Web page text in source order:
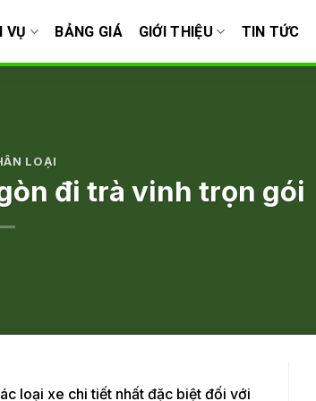
VỤ BẢNG GIÁ GIỚI THIỆU TIN TỨC
LOẠI
đi trà vinh trọn gói
loại xe chi tiết nhất đặc biệt đối với